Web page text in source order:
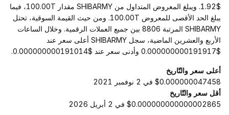
$1.92. ويبلغ المعروض المتداول من SHIBARMY مقدار 100.00T، فيما
يبلغ الحد الأقصى للمعروض 100.00T. ومن حيث القيمة السوقية، تحتل
SHIBARMY المرتبة 8806 بين جميع العملات الرقمية. وخلال الساعات
الأربع والعشرين الماضية، سجل SHIBARMY أعلى سعر عند
$0.000000000191917 وأدنى سعر عند $0.000000000191014.
أعلى سعر والتّاريخ
$0.000000047458 في 2 نوفمبر 2021
أقل سعر والتّاريخ
$0.000000000000002865 في 2 أبريل 2026